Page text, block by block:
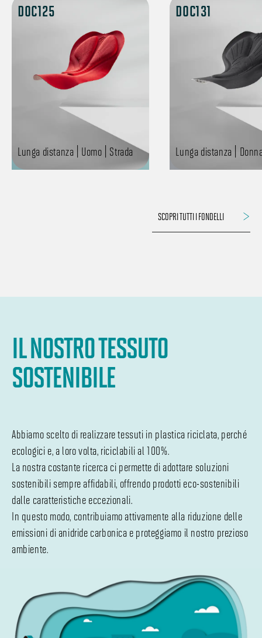
DOC125
Lunga distanza | Uomo | Strada
DOC131
Lunga distanza |
SCOPRI TUTTI I FONDELLI
IL NOSTRO TESSUTO
SOSTENIBILE
Abbiamo scelto di realizzare tessuti in plastica riciclata, perché
ecologici e, a loro volta, riciclabili al 100%.
La nostra costante ricerca ci permette di adottare soluzioni
sostenibili sempre affidabili, offrendo prodotti eco-sostenibili
dalle caratteristiche eccezionali.
In questo modo, contribuiamo attivamente alla riduzione delle
emissioni di anidride carbonica e proteggiamo il nostro prezioso
ambiente.